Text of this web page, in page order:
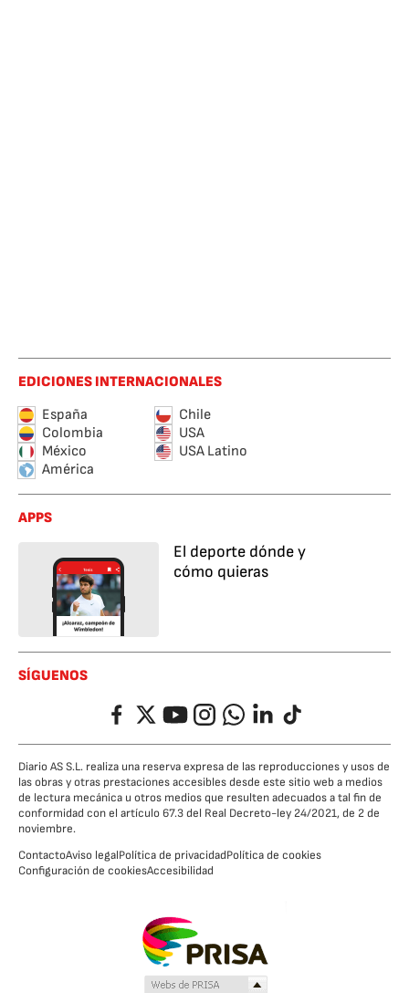
EDICIONES INTERNACIONALES
España
Chile
Colombia
USA
México
USA Latino
América
APPS
El deporte dónde y
cómo quieras
SÍGUENOS
FacebookTwitterYouTubeInstagramWhatsappLinkedIn
TikTok
Diario AS S.L. realiza una reserva expresa de las reproducciones y usos de
las obras y otras prestaciones accesibles desde este sitio web a medios
de lectura mecánica u otros medios que resulten adecuados a tal fin de
conformidad con el artículo 67.3 del Real Decreto-ley 24/2021, de 2 de
noviembre.
ContactoAviso legalPolítica de privacidadPolítica de cookies
Configuración de cookiesAccesibilidad